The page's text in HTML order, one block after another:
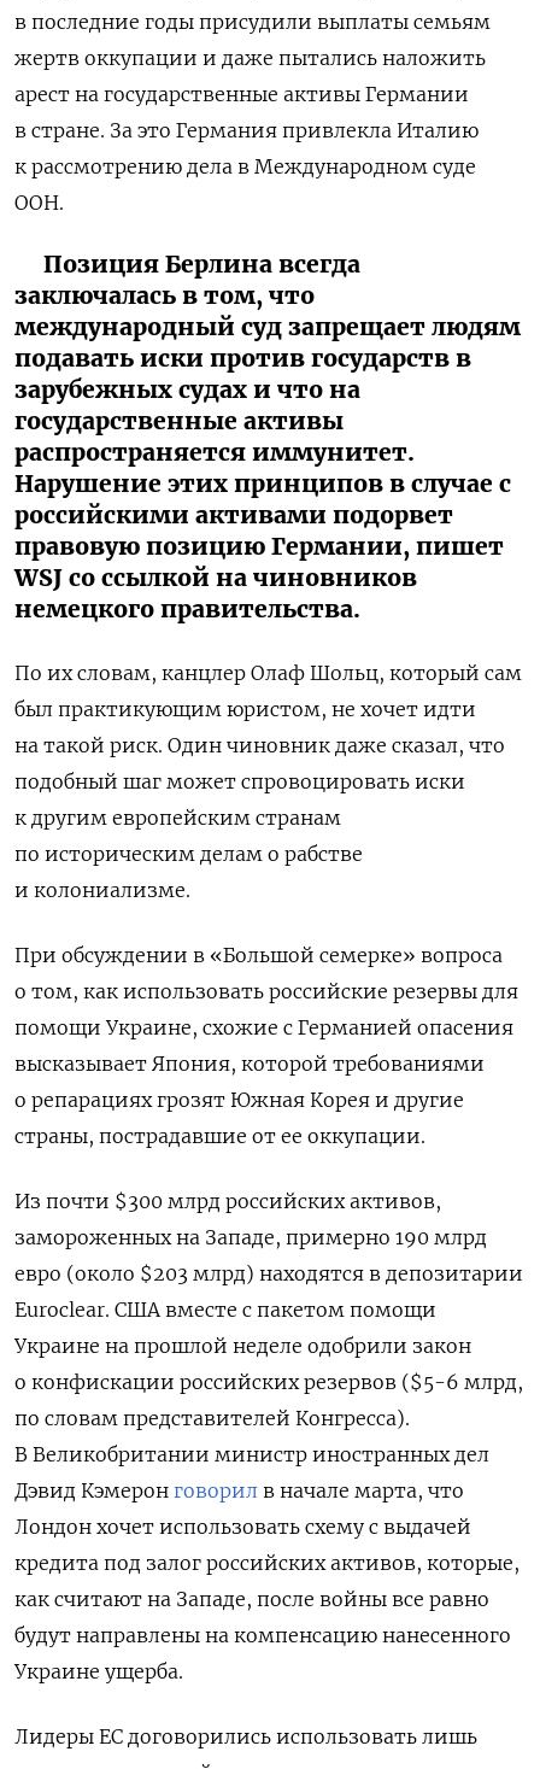
в последние годы присудили выплаты семьям
жертв оккупации и даже пытались наложить
арест на государственные активы Германии
в стране. За это Германия привлекла Италию
к рассмотрению дела в Международном суде
ООН.
Позиция Берлина всегда
заключалась в том, что
международный суд запрещает людям
подавать иски против государств в
зарубежных судах и что на
государственные активы
распространяется иммунитет.
Нарушение этих принципов в случае с
российскими активами подорвет
правовую позицию Германии, пишет
WSJ со ссылкой на чиновников
немецкого правительства.
По их словам, канцлер Олаф Шольц, который сам
был практикующим юристом, не хочет идти
на такой риск. Один чиновник даже сказал, что
подобный шаг может спровоцировать иски
к другим европейским странам
по историческим делам о рабстве
и колониализме.
При обсуждении в «Большой семерке» вопроса
о том, как использовать российские резервы для
помощи Украине, схожие с Германией опасения
высказывает Япония, которой требованиями
о репарациях грозят Южная Корея и другие
страны, пострадавшие от ее оккупации.
Из почти $300 млрд российских активов,
замороженных на Западе, примерно 190 млрд
евро (около $203 млрд) находятся в депозитарии
Euroclear. США вместе с пакетом помощи
Украине на прошлой неделе одобрили закон
о конфискации российских резервов ($5-6 млрд,
по словам представителей Конгресса).
В Великобритании министр иностранных дел
Дэвид Кэмерон говорил в начале марта, что
Лондон хочет использовать схему с выдачей
кредита под залог российских активов, которые,
как считают на Западе, после войны все равно
будут направлены на компенсацию нанесенного
Украине ущерба.
Лидеры ЕС договорились использовать лишь